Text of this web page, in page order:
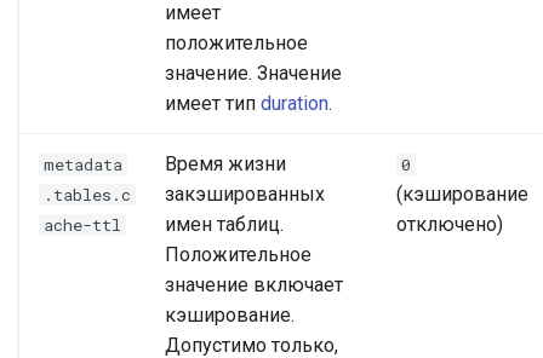
имеет
положительное
значение. Значение
имеет тип duration.
metadata
.tables.c
ache-ttl
Время жизни
закэшированных
имен таблиц.
Положительное
значение включает
кэширование.
Допустимо только,
0
(кэширование
отключено)